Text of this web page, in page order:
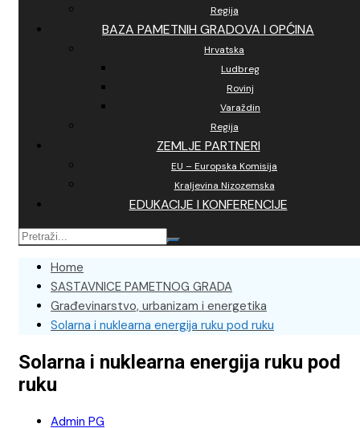
Regija
BAZA PAMETNIH GRADOVA I OPĆINA
Hrvatska
Ludbreg
Rovinj
Varaždin
Regija
ZEMLJE PARTNERI
EU – Europska Komisija
Kraljevina Nizozemska
EDUKACIJE I KONFERENCIJE
Home
SASTAVNICE PAMETNOG GRADA
Građevinarstvo, urbanizam i energetika
Solarna i nuklearna energija ruku pod ruku
Solarna i nuklearna energija ruku pod
ruku
Admin PG